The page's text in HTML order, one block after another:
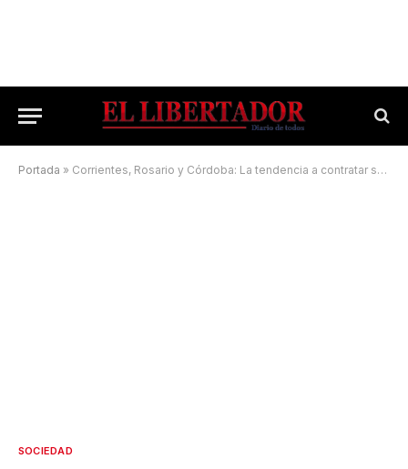
Portada » Corrientes, Rosario y Córdoba: La tendencia a contratar seguros de hogar en las ciudades más importantes
SOCIEDAD